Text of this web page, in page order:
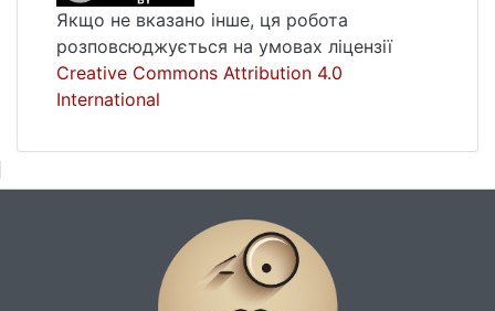
Якщо не вказано інше, ця робота
розповсюджується на умовах ліцензії
Creative Commons Attribution 4.0
International